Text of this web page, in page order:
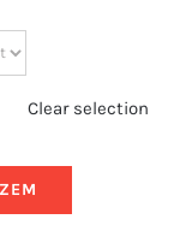
Clear selection